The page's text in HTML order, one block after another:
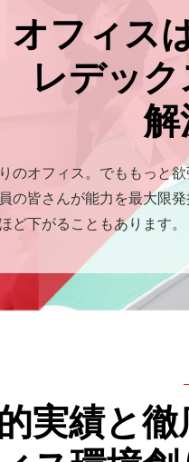
オフィス
レデッ
解
のオフィス。でももっと
の皆さんが能力を最大限
ど下がることもあります
実績と徹